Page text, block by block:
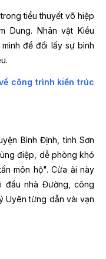
tiểu thuyết võ hiệp
Dung. Nhân vật Kiều
để đổi lấy sự bình
công trình kiến trúc
Bình Định, tỉnh Sơn
điệp, dễ phòng khó
môn hộ". Cửa ải này
đầu nhà Đường, công
Uyên từng dẫn vài vạn